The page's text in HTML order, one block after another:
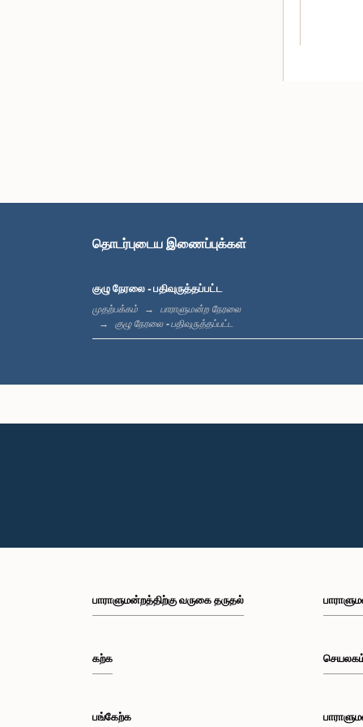
கௌரவ
தொடர்புடைய இணைப்புக்கள்
குழு நேரலை - பதிவுருத்தப்பட்ட
முதற்பக்கம்
பாராளுமன்ற நேரலை
குழு நேரலை - பதிவுருத்தப்பட்ட
பாராளுமன்றத்திற்கு வருகை தருதல்
கற்க
பங்கேற்க